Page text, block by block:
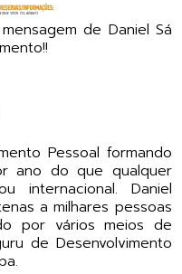
de Daniel Sá
Pessoal formando
ano do que qualquer
internacional. Daniel
a milhares pessoas
por vários meios de
de Desenvolvimento